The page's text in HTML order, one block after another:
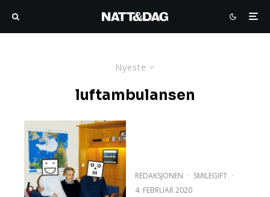
Nyeste
luftambulansen
REDAKSJONEN · SMILEGIFT ·
4. FEBRUAR 2020